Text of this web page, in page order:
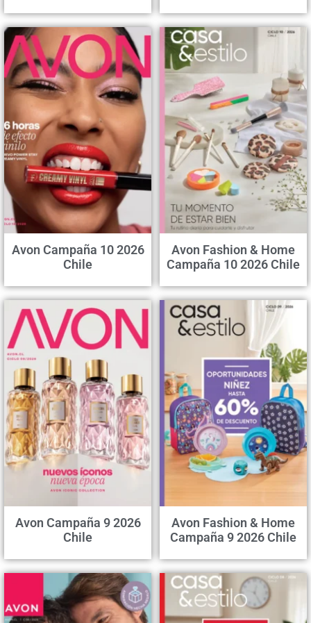
Avon Campaña 10 2026
Chile
Avon Fashion & Home
Campaña 10 2026 Chile
Avon Campaña 9 2026
Chile
Avon Fashion & Home
Campaña 9 2026 Chile